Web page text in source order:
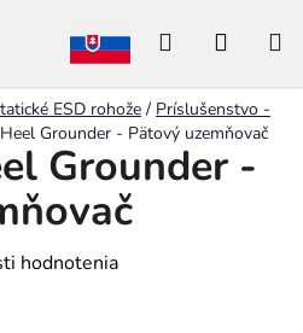
Hľadať
ESD rohože / Príslušenstvo -
Grounder - Pätový uzemňovač
Grounder -
hodnotenia